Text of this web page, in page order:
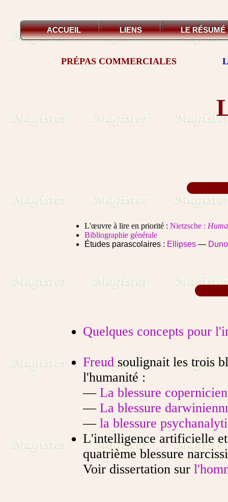
ACCUEIL LIENS LE RÉSUMÉ
PRÉPAS COMMERCIALES
L'œuvre à lire en priorité : Nietzsche :
Bibliographie générale
Études parascolaires : Ellipses —
Quelques concepts pour
Freudsoulignait les trois
l'humanité :
— La blessure
— La blessure
— la blessure
L'intelligence artificielle et
quatrième blessure
Voir dissertation sur